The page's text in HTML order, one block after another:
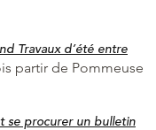
Travaux d’été entre
partir de Pommeuse
se procurer un bulletin